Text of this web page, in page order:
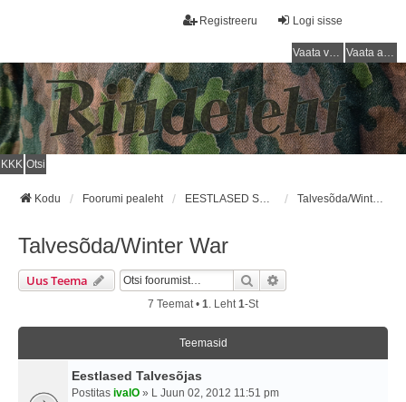
Logi sisse
Registreeru
Vaata vastamata teemasi Vaata aktiivseid teemasid
KKK Otsi
Kodu Foorumi pealeht EESTLASED SOOME ARMEES / ESTONIANS IN FINNISH ARMY Talvesõda/Winter War
Talvesõda/Winter War
Uus Teema Otsi
7 Teemat • 1. Leht1-st
Teemasid
Eestlased Talvesõjas
Postitas ivalO » L Juun 02, 2012 11:51 pm